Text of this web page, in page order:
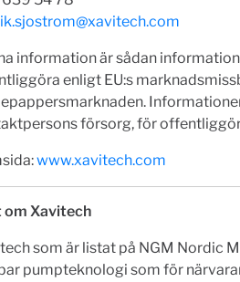
information är sådan
enligt EU:s
försorg, för
www.xavitech.com
om Xavitech
som är listat på NGM Nordic
pumpteknologi som för